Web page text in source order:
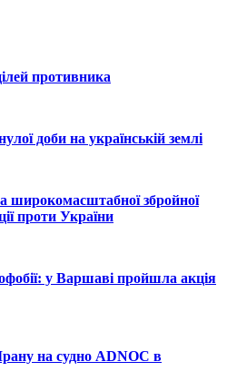
противника
доби на українській землі
широкомасштабної збройної
проти України
у Варшаві пройшла акція
на судно ADNOC в